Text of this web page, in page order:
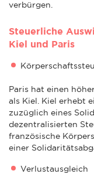
verbürgen.
Steuerliche
Kiel und Paris
Paris hat einen
als Kiel. Kiel erhebt
zuzüglich eines
dezentralisierten
französische
einer
Verlustausgleich